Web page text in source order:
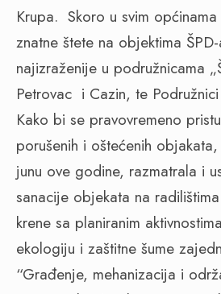
Krupa. Skoro u svim općinama
znatne štete na objektima
najizraženije u podružnicama
Petrovac i Cazin, te
Kako bi se pravovremeno
porušenih i oštećenih
junu ove godine, razmatrala i
sanacije objekata na
krene sa planiranim
ekologiju i zaštitne šume
“Građenje, mehanizacija i